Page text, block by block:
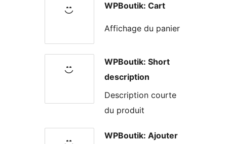
WPBoutik: Cart
Affichage du panier
WPBoutik: Short
description
Description courte
du produit
WPBoutik: Ajouter